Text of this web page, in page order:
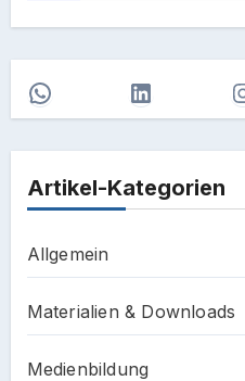
WhatsAppLinkedIn
Artikel-Kategorien
Allgemein
Materialien & Downloads
Medienbildung